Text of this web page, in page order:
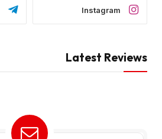
Instagram
Latest Reviews